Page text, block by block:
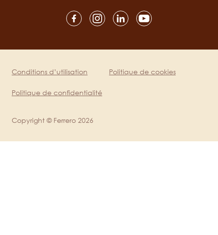
mobile
Legal
Conditions d’utilisation
Politique de confidentialité
Politique de cookies
Copyright © Ferrero 2026